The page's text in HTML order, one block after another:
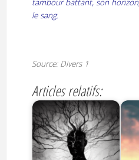
tambour battant, son
le sang.
Source: Divers 1
Articles relatifs: